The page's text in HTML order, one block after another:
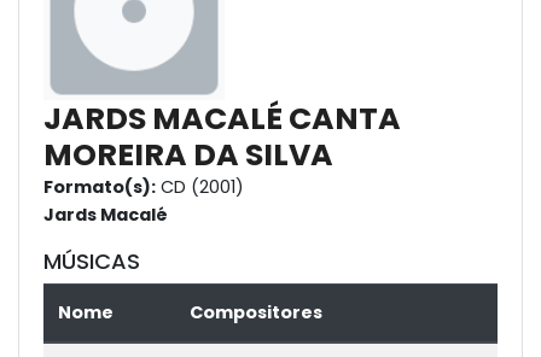
JARDS MACALÉ CANTA
MOREIRA DA SILVA
Formato(s): CD (2001)
Jards Macalé
MÚSICAS
Nome Compositores